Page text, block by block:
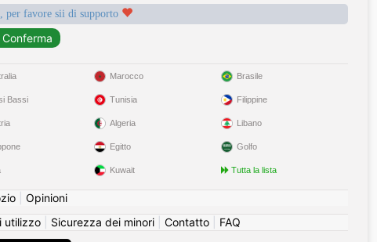
favore sii di supporto
Bassi
Marocco
Tunisia
Algeria
Egitto
Kuwait
Brasile
Filippine
Libano
Golfo
Tutta la lista
| Opinioni
utilizzo Sicurezza dei minori Contatto FAQ